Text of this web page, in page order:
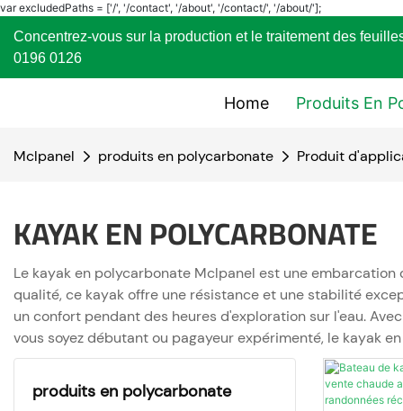
var excludedPaths = ['/', '/contact', '/about', '/contact/', '/about/'];
Concentrez-vous sur la production et le traitement des
0196 0126
Home Produits En
Mclpanel produits en polycarbonate Produit
KAYAK EN POLYCARBONATE
Le kayak en polycarbonate Mclpanel est une
qualité, ce kayak offre une résistance et une stabilité
un confort pendant des heures d'exploration sur l'eau.
vous soyez débutant ou pagayeur expérimenté, le kayak
produits en polycarbonate